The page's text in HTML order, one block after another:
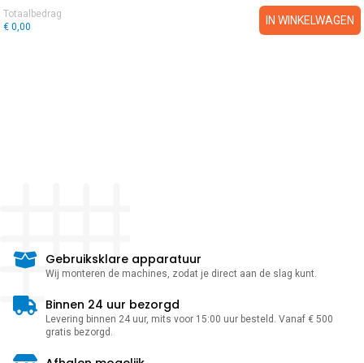
Totaalbedrag
€ 0,00
IN WINKELWAGEN
Gebruiksklare apparatuur
Wij monteren de machines, zodat je direct aan de slag kunt.
Binnen 24 uur bezorgd
Levering binnen 24 uur, mits voor 15:00 uur besteld. Vanaf € 500
gratis bezorgd.